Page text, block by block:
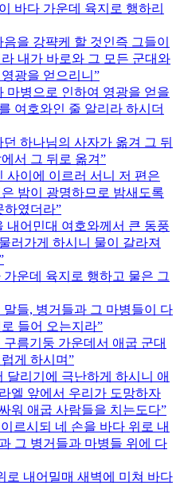
바다 가운데 육지로 행하리
을 강퍅케 할 것인즉 그들이
내가 바로와 그 모든 군대와
광을 얻으리니
마병으로 인하여 영광을 얻을
여호와인 줄 알리라 하시더
하나님의 사자가 옮겨 그 뒤
서 그 뒤로 옮겨
사이에 이르러 서니 저 편은
밤이 광명하므로 밤새도록
하였더라
내어민대 여호와께서 큰 동풍
러가게 하시니 물이 갈라져
운데 육지로 행하고 물은 그
들, 병거들과 그 마병들이 다
들어 오는지라
름기둥 가운데서 애굽 군대
게 하시며
달리기에 극난하게 하시니 애
엘 앞에서 우리가 도망하자
워 애굽 사람들을 치는도다
르시되 네 손을 바다 위로 내
그 병거들과 마병들 위에 다
로 내어밀매 새벽에 미쳐 바다